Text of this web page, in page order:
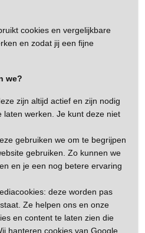
cookies en vergelijkbare
en zodat jij een fijne
we?
zijn altijd actief en zijn nodig
laten werken. Je kunt deze niet
gebruiken we om te begrijpen
gebruiken. Zo kunnen we
en je een nog betere ervaring
deze worden pas
Ze helpen ons en onze
en content te laten zien die
hanteren cookies van Google,
voor jou
nieuwsberichten
ons op